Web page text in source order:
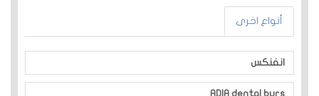
أنواع اخرى
انفنكس
ADIA dental burs